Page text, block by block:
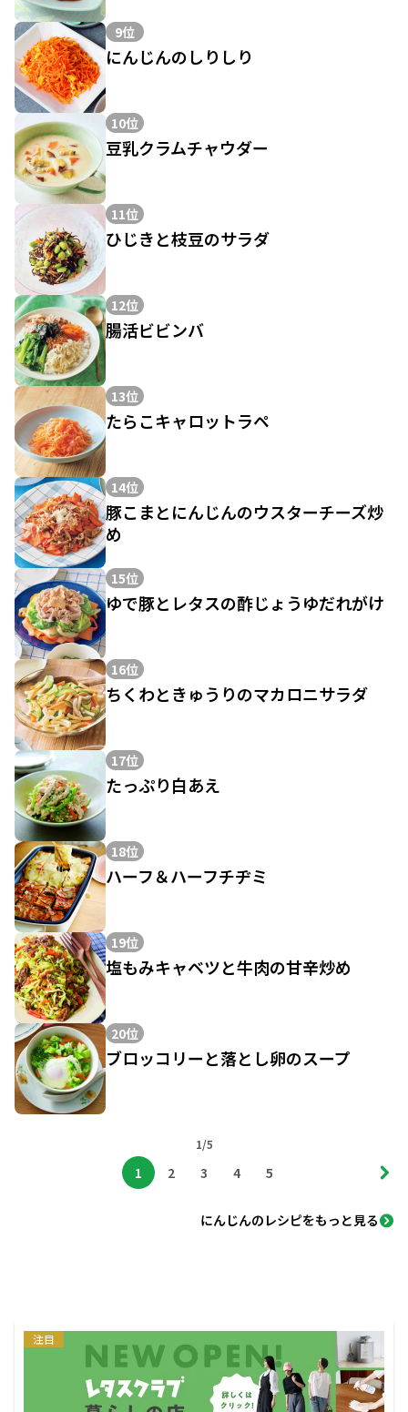
9位
にんじんのしりしり
10位
豆乳クラムチャウダー
11位
ひじきと枝豆のサラダ
12位
腸活ビビンバ
13位
たらこキャロットラペ
14位
豚こまとにんじんのウスターチーズ炒
め
15位
ゆで豚とレタスの酢じょうゆだれがけ
16位
ちくわときゅうりのマカロニサラダ
17位
たっぷり白あえ
18位
ハーフ＆ハーフチヂミ
19位
塩もみキャベツと牛肉の甘辛炒め
20位
ブロッコリーと落とし卵のスープ
1/5
1 2 3 4 5
にんじんのレシピをもっと見る
注目